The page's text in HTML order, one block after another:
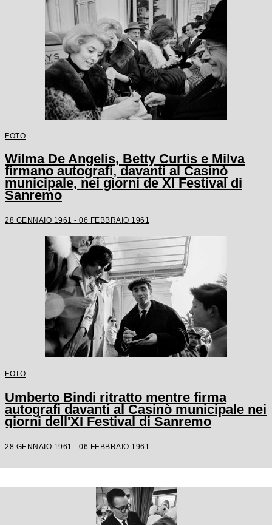
FOTO
Wilma De Angelis, Betty Curtis e Milva
firmano autografi, davanti al Casinò
municipale, nei giorni de XI Festival di
Sanremo
28 GENNAIO 1961 - 06 FEBBRAIO 1961
FOTO
Umberto Bindi ritratto mentre firma
autografi davanti al Casinò municipale nei
giorni dell'XI Festival di Sanremo
28 GENNAIO 1961 - 06 FEBBRAIO 1961